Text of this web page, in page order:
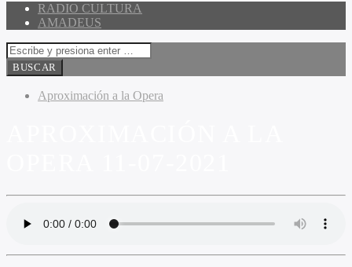
RADIO CULTURA
AMADEUS
Aproximación a la Opera